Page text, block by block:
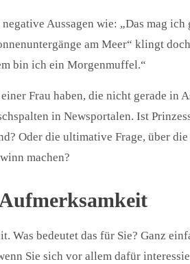
Aussagen wie: „Das mag
am Meer“ klingt
bin ich ein Morgenmuffel.“
Frau haben, die nicht gerade
in Newsportalen. Ist
Oder die ultimative Frage, über
machen?
Was bedeutet das für Sie? Ganz
Sie sich vor allem dafür